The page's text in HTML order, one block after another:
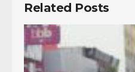
Related Posts